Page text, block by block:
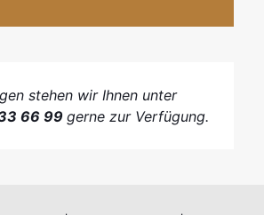
stehen wir Ihnen unter
66 99 gerne zur Verfügung.